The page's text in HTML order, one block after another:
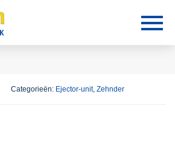
Categorieën: Ejector-unit, Zehnder